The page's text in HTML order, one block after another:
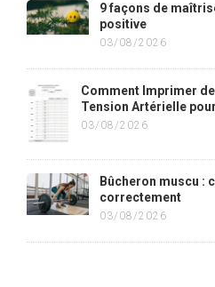
9 façons de
positive
03/08/2026
Comment Imprimer
Tension Artérielle
03/08/2026
Bûcheron muscu :
correctement
03/08/2026